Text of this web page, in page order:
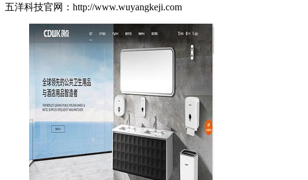
五洋科技官网：http://www.wuyangkeji.com